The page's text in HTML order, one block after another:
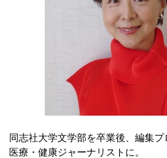
同志社大学文学部を卒業後、編集プ
医療・健康ジャーナリストに。